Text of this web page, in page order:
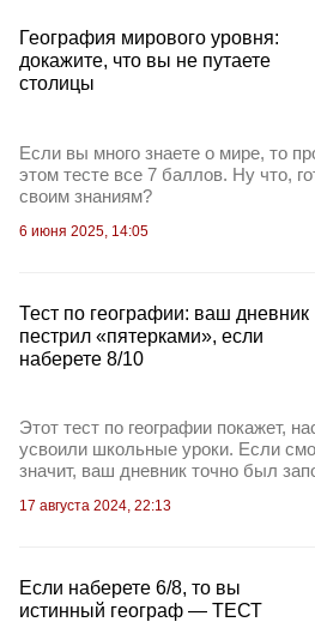
География мирового уровня:
докажите, что вы не путаете
столицы
Если вы много знаете о мире, то
этом тесте все 7 баллов. Ну что,
своим знаниям?
6 июня 2025, 14:05
Тест по географии: ваш дневник
пестрил «пятерками», если
наберете 8/10
Этот тест по географии покажет,
усвоили школьные уроки. Если
значит, ваш дневник точно был
17 августа 2024, 22:13
Если наберете 6/8, то вы
истинный географ — ТЕСТ